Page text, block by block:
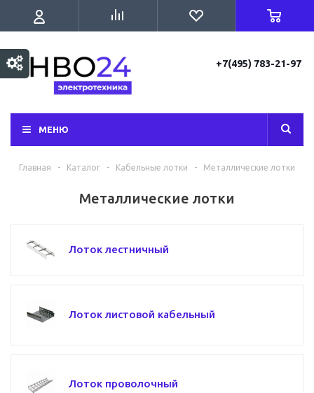
+7(495) 783-21-97
МЕНЮ
Главная - Каталог - Кабельные лотки - Металлические лотки
Металлические лотки
Лоток лестничный
Лоток листовой кабельный
Лоток проволочный